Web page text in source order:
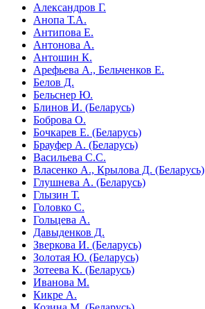
Александров Г.
Анопа Т.А.
Антипова Е.
Антонова А.
Антошин К.
Арефьева А., Бельченков Е.
Белов Д.
Бельснер Ю.
Блинов И. (Беларусь)
Боброва О.
Бочкарев Е. (Беларусь)
Брауфер А. (Беларусь)
Васильева С.С.
Власенко А., Крылова Д. (Беларусь)
Глушнева А. (Беларусь)
Глызин Т.
Головко С.
Гольцева А.
Давыденков Д.
Зверкова И. (Беларусь)
Золотая Ю. (Беларусь)
Зотеева К. (Беларусь)
Иванова М.
Кикре А.